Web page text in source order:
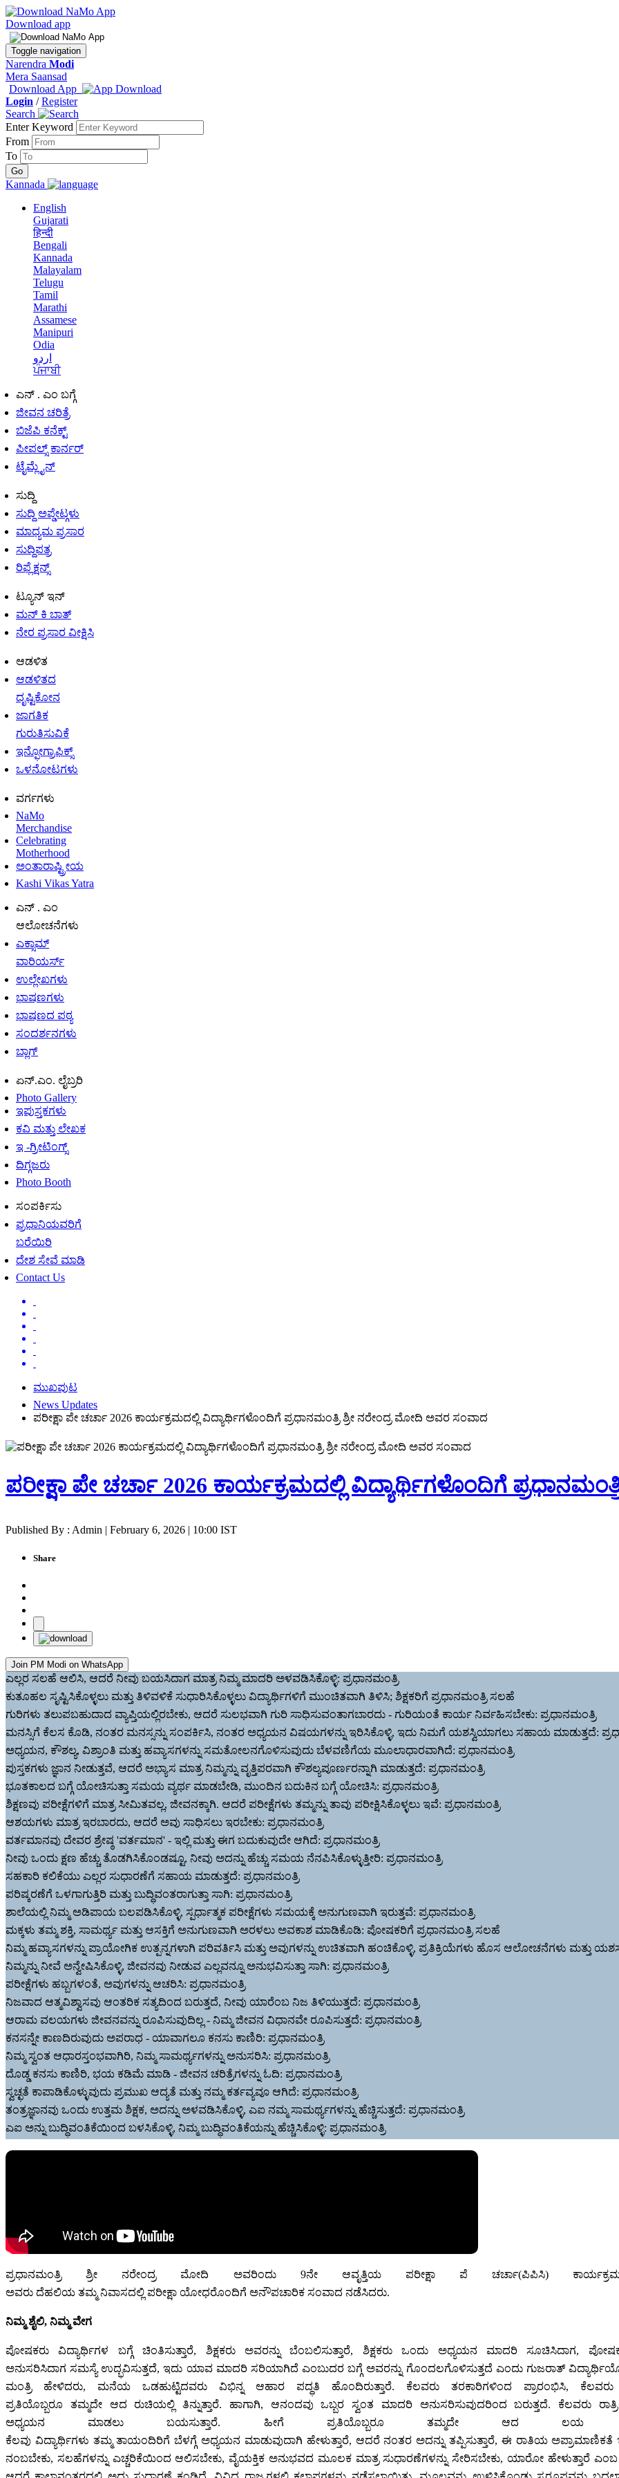
Download app
Toggle navigation
Narendra Modi
Mera Saansad
Download App
Login /Register
Search
Enter Keyword
From
To
Kannada
English
Gujarati
हिन्दी
Bengali
Kannada
Malayalam
Telugu
Tamil
Marathi
Assamese
Manipuri
Odia
اردو
ਪੰਜਾਬੀ
ಎನ್ . ಎಂ ಬಗ್ಗೆ
ಜೀವನ ಚರಿತ್ರೆ
ಬಿಜೆಪಿ ಕನೆಕ್ಟ್
ಪೀಪಲ್ಸ್ ಕಾರ್ನರ್
ಟೈಮ್ಲೈನ್
ಸುದ್ದಿ
ಸುದ್ದಿ ಅಪ್ಡೇಟ್ಗಳು
ಮಾಧ್ಯಮ ಪ್ರಸಾರ
ಸುದ್ದಿಪತ್ರ
ರಿಫ್ಲೆಕ್ಷನ್ಸ್
ಟ್ಯೂನ್ ಇನ್
ಮನ್ ಕಿ ಬಾತ್
ನೇರ ಪ್ರಸಾರ ವೀಕ್ಷಿಸಿ
ಆಡಳಿತ
ಆಡಳಿತದ
ದೃಷ್ಟಿಕೋನ
ಜಾಗತಿಕ
ಗುರುತಿಸುವಿಕೆ
ಇನ್ಫೋಗ್ರಾಫಿಕ್ಸ್
ಒಳನೋಟಗಳು
ವರ್ಗಗಳು
NaMo
Merchandise
Celebrating
Motherhood
ಅಂತಾರಾಷ್ಟ್ರೀಯ
Kashi Vikas Yatra
ಎನ್ . ಎಂ
ಆಲೋಚನೆಗಳು
ಎಕ್ಸಾಮ್
ವಾರಿಯರ್ಸ್
ಉಲ್ಲೇಖಗಳು
ಭಾಷಣಗಳು
ಭಾಷಣದ ಪಠ್ಯ
ಸಂದರ್ಶನಗಳು
ಬ್ಲಾಗ್
ಏನ್.ಎಂ. ಲೈಬ್ರರಿ
Photo Gallery
ಇಪುಸ್ತಕಗಳು
ಕವಿ ಮತ್ತು ಲೇಖಕ
ಇ -ಗ್ರೀಟಿಂಗ್ಸ್
ದಿಗ್ಗಜರು
Photo Booth
ಸಂಪರ್ಕಿಸು
ಪ್ರಧಾನಿಯವರಿಗೆ
ಬರೆಯಿರಿ
ದೇಶ ಸೇವೆ ಮಾಡಿ
Contact Us
ಮುಖಪುಟ
News Updates
ಪರೀಕ್ಷಾ ಪೇ ಚರ್ಚಾ 2026 ಕಾರ್ಯಕ್ರಮದಲ್ಲಿ ವಿದ್ಯಾರ್ಥಿಗಳೊಂದಿಗೆ ಪ್ರಧಾನಮಂತ್ರಿ ಶ್ರೀ ನರೇಂದ್ರ ಮೋದಿ ಅವರ ಸಂವಾದ
ಪರೀಕ್ಷಾ ಪೇ ಚರ್ಚಾ 2026 ಕಾರ್ಯಕ್ರಮದಲ್ಲಿ ವಿದ್ಯಾರ್ಥಿಗಳೊಂದಿಗೆ
Published By : Admin | February 6, 2026 | 10:00 IST
Share
Join PM Modi on WhatsApp
ಎಲ್ಲರ ಸಲಹೆ ಆಲಿಸಿ, ಆದರೆ ನೀವು ಬಯಸಿದಾಗ ಮಾತ್ರ ನಿಮ್ಮ ಮಾದರಿ ಅಳವಡಿಸಿಕೊಳ್ಳಿ: ಪ್ರಧಾನಮಂತ್ರಿ
ಕುತೂಹಲ ಸೃಷ್ಟಿಸಿಕೊಳ್ಳಲು ಮತ್ತು ತಿಳಿವಳಿಕೆ ಸುಧಾರಿಸಿಕೊಳ್ಳಲು ವಿದ್ಯಾರ್ಥಿಗಳಿಗೆ ಮುಂಚಿತವಾಗಿ ತಿಳಿಸಿ; ಶಿಕ್ಷಕರಿಗೆ ಪ್ರಧಾನಮಂತ್ರಿ ಸಲಹೆ
ಗುರಿಗಳು ತಲುಪಬಹುದಾದ ವ್ಯಾಪ್ತಿಯಲ್ಲಿರಬೇಕು, ಆದರೆ ಸುಲಭವಾಗಿ ಗುರಿ ಸಾಧಿಸುವಂತಾಗಬಾರದು - ಗುರಿಯಂತೆ ಕಾರ್ಯ ನಿರ್ವಹಿಸಬೇಕು: ಪ್ರಧಾನಮಂತ್ರಿ
ಮನಸ್ಸಿಗೆ ಕೆಲಸ ಕೊಡಿ, ನಂತರ ಮನಸ್ಸನ್ನು ಸಂಪರ್ಕಿಸಿ, ನಂತರ ಅಧ್ಯಯನ ವಿಷಯಗಳನ್ನು ಇರಿಸಿಕೊಳ್ಳಿ, ಇದು ನಿಮಗೆ ಯಶಸ್ವಿಯಾಗಲು ಸಹಾಯ ಮಾಡುತ್ತದೆ:
ಅಧ್ಯಯನ, ಕೌಶಲ್ಯ, ವಿಶ್ರಾಂತಿ ಮತ್ತು ಹವ್ಯಾಸಗಳನ್ನು ಸಮತೋಲನಗೊಳಿಸುವುದು ಬೆಳವಣಿಗೆಯ ಮೂಲಾಧಾರವಾಗಿದೆ: ಪ್ರಧಾನಮಂತ್ರಿ
ಪುಸ್ತಕಗಳು ಜ್ಞಾನ ನೀಡುತ್ತವೆ, ಆದರೆ ಅಭ್ಯಾಸ ಮಾತ್ರ ನಿಮ್ಮನ್ನು ವೃತ್ತಿಪರವಾಗಿ ಕೌಶಲ್ಯಪೂರ್ಣರನ್ನಾಗಿ ಮಾಡುತ್ತದೆ: ಪ್ರಧಾನಮಂತ್ರಿ
ಭೂತಕಾಲದ ಬಗ್ಗೆ ಯೋಚಿಸುತ್ತಾ ಸಮಯ ವ್ಯರ್ಥ ಮಾಡಬೇಡಿ, ಮುಂದಿನ ಬದುಕಿನ ಬಗ್ಗೆ ಯೋಚಿಸಿ: ಪ್ರಧಾನಮಂತ್ರಿ
ಶಿಕ್ಷಣವು ಪರೀಕ್ಷೆಗಳಿಗೆ ಮಾತ್ರ ಸೀಮಿತವಲ್ಲ, ಜೀವನಕ್ಕಾಗಿ. ಆದರೆ ಪರೀಕ್ಷೆಗಳು ತಮ್ಮನ್ನು ತಾವು ಪರೀಕ್ಷಿಸಿಕೊಳ್ಳಲು ಇವೆ: ಪ್ರಧಾನಮಂತ್ರಿ
ಆಶಯಗಳು ಮಾತ್ರ ಇರಬಾರದು, ಆದರೆ ಅವು ಸಾಧಿಸಲು ಇರಬೇಕು: ಪ್ರಧಾನಮಂತ್ರಿ
ವರ್ತಮಾನವು ದೇವರ ಶ್ರೇಷ್ಠ 'ವರ್ತಮಾನ' - ಇಲ್ಲಿ ಮತ್ತು ಈಗ ಬದುಕುವುದೇ ಆಗಿದೆ: ಪ್ರಧಾನಮಂತ್ರಿ
ನೀವು ಒಂದು ಕ್ಷಣ ಹೆಚ್ಚು ತೊಡಗಿಸಿಕೊಂಡಷ್ಟೂ, ನೀವು ಅದನ್ನು ಹೆಚ್ಚು ಸಮಯ ನೆನಪಿಸಿಕೊಳ್ಳುತ್ತೀರಿ: ಪ್ರಧಾನಮಂತ್ರಿ
ಸಹಕಾರಿ ಕಲಿಕೆಯು ಎಲ್ಲರ ಸುಧಾರಣೆಗೆ ಸಹಾಯ ಮಾಡುತ್ತದೆ: ಪ್ರಧಾನಮಂತ್ರಿ
ಪರಿಷ್ಕರಣೆಗೆ ಒಳಗಾಗುತ್ತಿರಿ ಮತ್ತು ಬುದ್ಧಿವಂತರಾಗುತ್ತಾ ಸಾಗಿ: ಪ್ರಧಾನಮಂತ್ರಿ
ಶಾಲೆಯಲ್ಲಿ ನಿಮ್ಮ ಅಡಿಪಾಯ ಬಲಪಡಿಸಿಕೊಳ್ಳಿ, ಸ್ಪರ್ಧಾತ್ಮಕ ಪರೀಕ್ಷೆಗಳು ಸಮಯಕ್ಕೆ ಅನುಗುಣವಾಗಿ ಇರುತ್ತವೆ: ಪ್ರಧಾನಮಂತ್ರಿ
ಮಕ್ಕಳು ತಮ್ಮ ಶಕ್ತಿ, ಸಾಮರ್ಥ್ಯ ಮತ್ತು ಆಸಕ್ತಿಗೆ ಅನುಗುಣವಾಗಿ ಅರಳಲು ಅವಕಾಶ ಮಾಡಿಕೊಡಿ: ಪೋಷಕರಿಗೆ ಪ್ರಧಾನಮಂತ್ರಿ ಸಲಹೆ
ನಿಮ್ಮ ಹವ್ಯಾಸಗಳನ್ನು ಪ್ರಾಯೋಗಿಕ ಉತ್ಪನ್ನಗಳಾಗಿ ಪರಿವರ್ತಿಸಿ ಮತ್ತು ಅವುಗಳನ್ನು ಉಚಿತವಾಗಿ ಹಂಚಿಕೊಳ್ಳಿ, ಪ್ರತಿಕ್ರಿಯೆಗಳು ಹೊಸ ಆಲೋಚನೆಗಳು ಮತ್ತು
ನಿಮ್ಮನ್ನು ನೀವೆ ಅನ್ವೇಷಿಸಿಕೊಳ್ಳಿ, ಜೀವನವು ನೀಡುವ ಎಲ್ಲವನ್ನೂ ಅನುಭವಿಸುತ್ತಾ ಸಾಗಿ: ಪ್ರಧಾನಮಂತ್ರಿ
ಪರೀಕ್ಷೆಗಳು ಹಬ್ಬಗಳಂತೆ, ಅವುಗಳನ್ನು ಆಚರಿಸಿ: ಪ್ರಧಾನಮಂತ್ರಿ
ನಿಜವಾದ ಆತ್ಮವಿಶ್ವಾಸವು ಆಂತರಿಕ ಸತ್ಯದಿಂದ ಬರುತ್ತದೆ, ನೀವು ಯಾರೆಂಬ ನಿಜ ತಿಳಿಯುತ್ತದೆ: ಪ್ರಧಾನಮಂತ್ರಿ
ಆರಾಮ ವಲಯಗಳು ಜೀವನವನ್ನು ರೂಪಿಸುವುದಿಲ್ಲ - ನಿಮ್ಮ ಜೀವನ ವಿಧಾನವೇ ರೂಪಿಸುತ್ತದೆ: ಪ್ರಧಾನಮಂತ್ರಿ
ಕನಸನ್ನೇ ಕಾಣದಿರುವುದು ಅಪರಾಧ - ಯಾವಾಗಲೂ ಕನಸು ಕಾಣಿರಿ: ಪ್ರಧಾನಮಂತ್ರಿ
ನಿಮ್ಮ ಸ್ವಂತ ಆಧಾರಸ್ತಂಭವಾಗಿರಿ, ನಿಮ್ಮ ಸಾಮರ್ಥ್ಯಗಳನ್ನು ಅನುಸರಿಸಿ: ಪ್ರಧಾನಮಂತ್ರಿ
ದೊಡ್ಡ ಕನಸು ಕಾಣಿರಿ, ಭಯ ಕಡಿಮೆ ಮಾಡಿ - ಜೀವನ ಚರಿತ್ರೆಗಳನ್ನು ಓದಿ: ಪ್ರಧಾನಮಂತ್ರಿ
ಸ್ವಚ್ಛತೆ ಕಾಪಾಡಿಕೊಳ್ಳುವುದು ಪ್ರಮುಖ ಆದ್ಯತೆ ಮತ್ತು ನಮ್ಮ ಕರ್ತವ್ಯವೂ ಆಗಿದೆ: ಪ್ರಧಾನಮಂತ್ರಿ
ತಂತ್ರಜ್ಞಾನವು ಒಂದು ಉತ್ತಮ ಶಿಕ್ಷಕ, ಅದನ್ನು ಅಳವಡಿಸಿಕೊಳ್ಳಿ, ಎಐ ನಮ್ಮ ಸಾಮರ್ಥ್ಯಗಳನ್ನು ಹೆಚ್ಚಿಸುತ್ತದೆ: ಪ್ರಧಾನಮಂತ್ರಿ
ಎಐ ಅನ್ನು ಬುದ್ಧಿವಂತಿಕೆಯಿಂದ ಬಳಸಿಕೊಳ್ಳಿ, ನಿಮ್ಮ ಬುದ್ಧಿವಂತಿಕೆಯನ್ನು ಹೆಚ್ಚಿಸಿಕೊಳ್ಳಿ: ಪ್ರಧಾನಮಂತ್ರಿ
ಪ್ರಧಾನಮಂತ್ರಿ ಶ್ರೀ ನರೇಂದ್ರ ಮೋದಿ ಅವರಿಂದು 9ನೇ ಆವೃತ್ತಿಯ ಪರೀಕ್ಷಾ ಪೆ ಚರ್ಚಾ(ಪಿಪಿಸಿ)
ಅವರು ದೆಹಲಿಯ ತಮ್ಮ ನಿವಾಸದಲ್ಲಿ ಪರೀಕ್ಷಾ ಯೋಧರೊಂದಿಗೆ ಅನೌಪಚಾರಿಕ ಸಂವಾದ ನಡೆಸಿದರು.
ನಿಮ್ಮ ಶೈಲಿ, ನಿಮ್ಮ ವೇಗ
ಪೋಷಕರು ವಿದ್ಯಾರ್ಥಿಗಳ ಬಗ್ಗೆ ಚಿಂತಿಸುತ್ತಾರೆ, ಶಿಕ್ಷಕರು ಅವರನ್ನು ಬೆಂಬಲಿಸುತ್ತಾರೆ, ಶಿಕ್ಷಕರು ಒಂದು ಅಧ್ಯಯನ ಮಾದರಿ ಸೂಚಿಸಿದಾಗ,
ಅನುಸರಿಸಿದಾಗ ಸಮಸ್ಯೆ ಉದ್ಭವಿಸುತ್ತದೆ, ಇದು ಯಾವ ಮಾದರಿ ಸರಿಯಾಗಿದೆ ಎಂಬುದರ ಬಗ್ಗೆ ಅವರನ್ನು ಗೊಂದಲಗೊಳಿಸುತ್ತದೆ ಎಂದು ಗುಜರಾತ್
ಮಂತ್ರಿ ಹೇಳಿದರು, ಮನೆಯ ಒಡಹುಟ್ಟಿದವರು ವಿಭಿನ್ನ ಆಹಾರ ಪದ್ಧತಿ ಹೊಂದಿರುತ್ತಾರೆ. ಕೆಲವರು ತರಕಾರಿಗಳಿಂದ ಪ್ರಾರಂಭಿಸಿ,
ಪ್ರತಿಯೊಬ್ಬರೂ ತಮ್ಮದೇ ಆದ ರುಚಿಯಲ್ಲಿ ತಿನ್ನುತ್ತಾರೆ. ಹಾಗಾಗಿ, ಆನಂದವು ಒಬ್ಬರ ಸ್ವಂತ ಮಾದರಿ ಅನುಸರಿಸುವುದರಿಂದ ಬರುತ್ತದೆ. ಕೆಲವರು
ಅಧ್ಯಯನ ಮಾಡಲು ಬಯಸುತ್ತಾರೆ. ಹೀಗೆ ಪ್ರತಿಯೊಬ್ಬರೂ ತಮ್ಮದೇ ಆದ ಲಯ
ಕೆಲವು ವಿದ್ಯಾರ್ಥಿಗಳು ತಮ್ಮ ತಾಯಂದಿರಿಗೆ ಬೆಳಗ್ಗೆ ಅಧ್ಯಯನ ಮಾಡುವುದಾಗಿ ಹೇಳುತ್ತಾರೆ, ಆದರೆ ನಂತರ ಅದನ್ನು ತಪ್ಪಿಸುತ್ತಾರೆ, ಈ ರಾತಿಯ
ನಂಬಬೇಕು, ಸಲಹೆಗಳನ್ನು ಎಚ್ಚರಿಕೆಯಿಂದ ಆಲಿಸಬೇಕು, ವೈಯಕ್ತಿಕ ಅನುಭವದ ಮೂಲಕ ಮಾತ್ರ ಸುಧಾರಣೆಗಳನ್ನು ಸೇರಿಸಬೇಕು, ಯಾರೋ ಹೇಳುತ್ತಾರೆ ಎಂಬ